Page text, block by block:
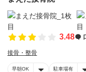
3.48
接骨・整骨
早朝OK 駐車場有